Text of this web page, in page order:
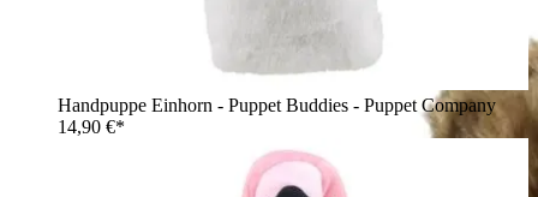
Handpuppe Einhorn - Puppet Buddies - Puppet Company
14,90 €*